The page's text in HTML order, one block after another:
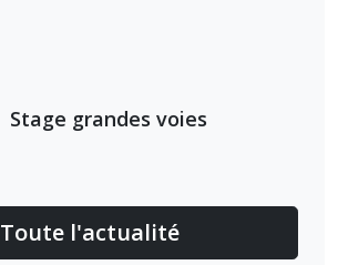
Stage grandes voies
Toute l'actualité